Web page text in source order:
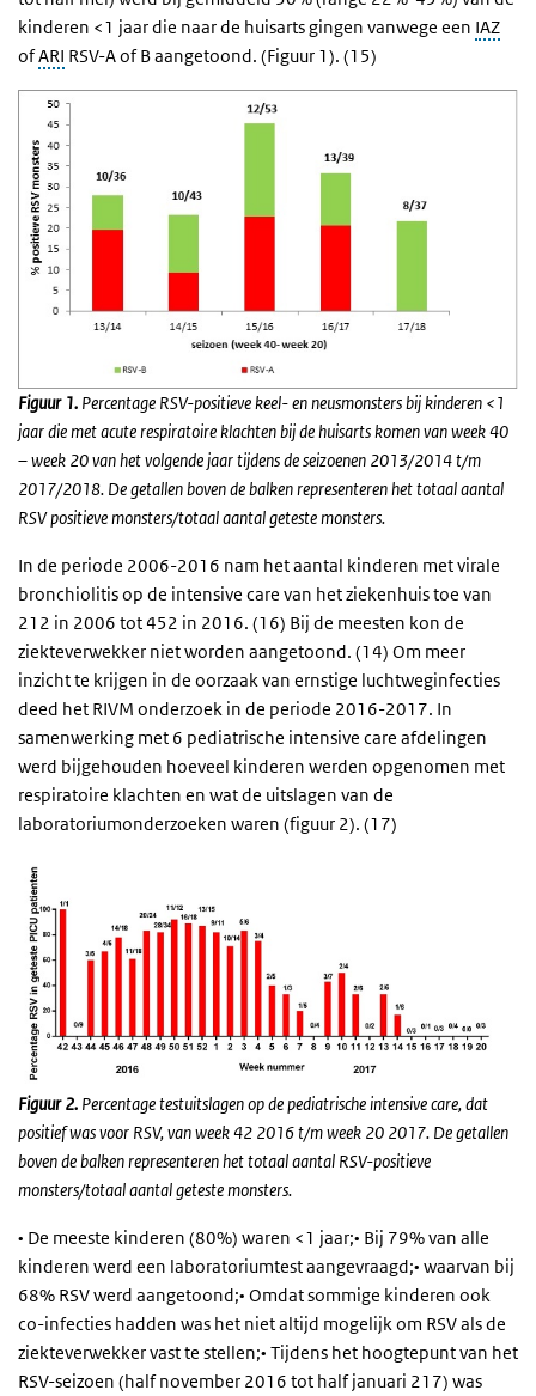
kinderen <1 jaar die naar de huisarts gingen vanwege een IAZ
ofARI RSV-A of B aangetoond. (Figuur 1). (15)
Figuur 1. Percentage RSV-positieve keel- en neusmonsters bij kinderen <1
jaar die met acute respiratoire klachten bij de huisarts komen van week 40
– week 20 van het volgende jaar tijdens de seizoenen 2013/2014 t/m
2017/2018. De getallen boven de balken representeren het totaal aantal
RSV positieve monsters/totaal aantal geteste monsters.
In de periode 2006-2016 nam het aantal kinderen met virale
bronchiolitis op de intensive care van het ziekenhuis toe van
212 in 2006 tot 452 in 2016. (16) Bij de meesten kon de
ziekteverwekker niet worden aangetoond. (14) Om meer
inzicht te krijgen in de oorzaak van ernstige luchtweginfecties
deed het RIVM onderzoek in de periode 2016-2017. In
samenwerking met 6 pediatrische intensive care afdelingen
werd bijgehouden hoeveel kinderen werden opgenomen met
respiratoire klachten en wat de uitslagen van de
laboratoriumonderzoeken waren (figuur 2). (17)
Figuur 2. Percentage testuitslagen op de pediatrische intensive care, dat
positief was voor RSV, van week 42 2016 t/m week 20 2017. De getallen
boven de balken representeren het totaal aantal RSV-positieve
monsters/totaal aantal geteste monsters.
• De meeste kinderen (80%) waren <1 jaar;• Bij 79% van alle
kinderen werd een laboratoriumtest aangevraagd;• waarvan bij
68% RSV werd aangetoond;• Omdat sommige kinderen ook
co-infecties hadden was het niet altijd mogelijk om RSV als de
ziekteverwekker vast te stellen;• Tijdens het hoogtepunt van het
RSV-seizoen (half november 2016 tot half januari 217) was